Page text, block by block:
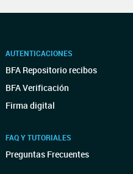
AUTENTICACIONES
BFA Repositorio recibos
BFA Verificación
Firma digital
FAQ Y TUTORIALES
Preguntas Frecuentes